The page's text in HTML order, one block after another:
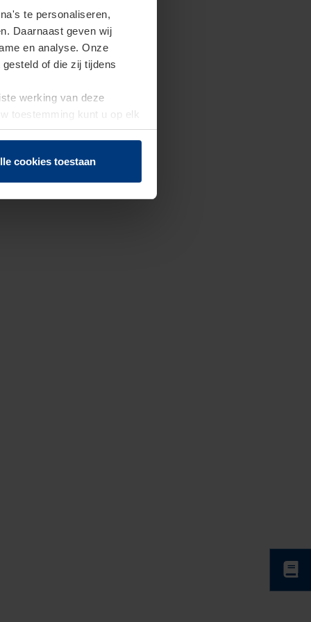
te personaliseren,
Daarnaast geven wij
en analyse. Onze
of die zij tijdens
werking van deze
toestemming kunt u op elk
herroepen.
cookies toestaan